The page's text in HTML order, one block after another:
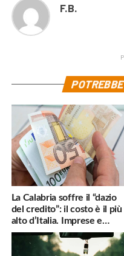
F.B.
La Calabria soffre il “dazio
del credito”: il costo è il più
alto d’Italia. Imprese e
famiglie penalizzate